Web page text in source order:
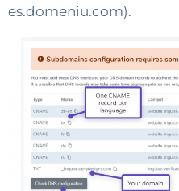
es.domeniu.com).